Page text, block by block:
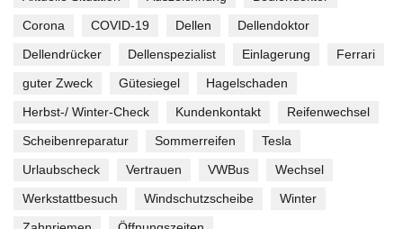
Corona
COVID-19 Dellen
Dellendoktor
Dellendrücker
Dellenspezialist Einlagerung
Ferrari
guter Zweck
Gütesiegel
Hagelschaden
Herbst-/ Winter-Check
Kundenkontakt
Reifenwechsel
Scheibenreparatur
Sommerreifen
Tesla
Urlaubscheck
Vertrauen VWBus
Wechsel
Werkstattbesuch
Windschutzscheibe
Winter